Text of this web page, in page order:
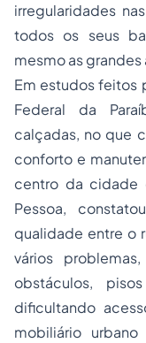
irregularidades
todos os seus
mesmo as grandes
Em estudos feitos
Federal da
calçadas, no que
conforto e
centro da cidade
Pessoa,
qualidade entre o
vários
obstáculos,
dificultando
mobiliário